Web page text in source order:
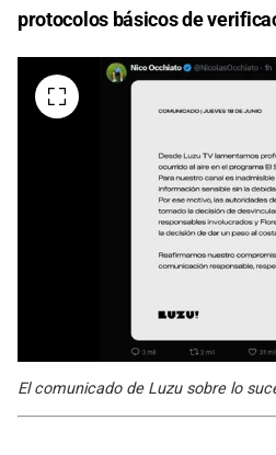
protocolos básicos de
El comunicado de Luzu sobre lo